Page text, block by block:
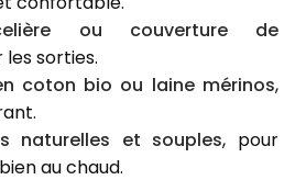
ou couverture de
les sorties.
coton bio ou laine mérinos,
naturelles et souples, pour
au chaud.